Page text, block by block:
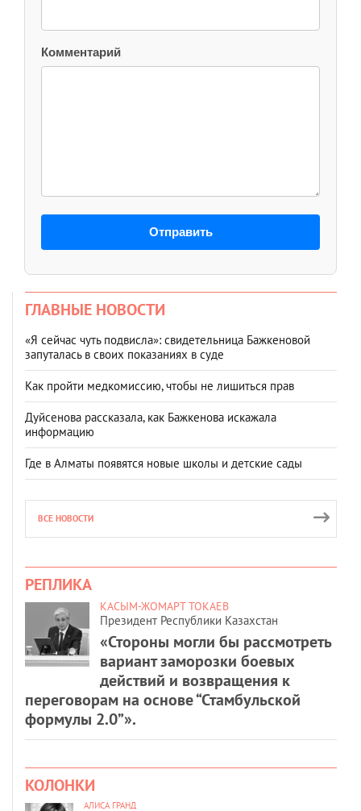
Комментарий
Отправить
ГЛАВНЫЕ НОВОСТИ
«Я сейчас чуть подвисла»: свидетельница Бажкеновой
запуталась в своих показаниях в суде
Как пройти медкомиссию, чтобы не лишиться прав
Дуйсенова рассказала, как Бажкенова искажала
информацию
Где в Алматы появятся новые школы и детские сады
ВСЕ НОВОСТИ
РЕПЛИКА
КАСЫМ-ЖОМАРТ ТОКАЕВ
Президент Республики Казахстан
«Стороны могли бы рассмотреть
вариант заморозки боевых
действий и возвращения к
переговорам на основе “Стамбульской
формулы 2.0”».
КОЛОНКИ
АЛИСА ГРАНД